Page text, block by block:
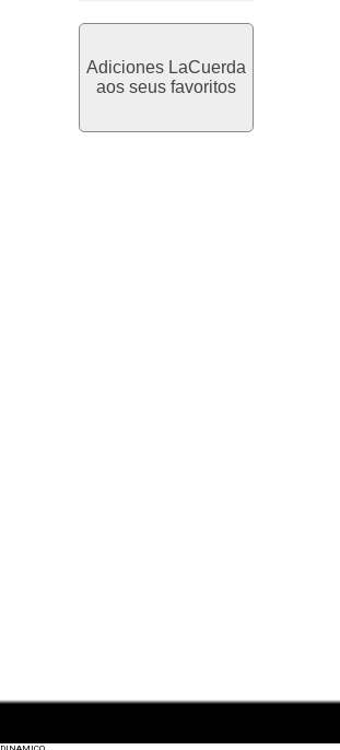
Adiciones LaCuerda
aos seus favoritos